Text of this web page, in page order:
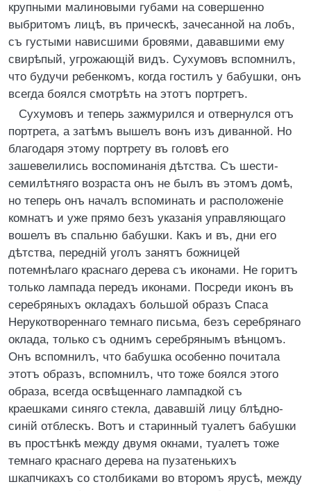
крупными малиновыми губами на совершенно
выбритомъ лицѣ, въ прическѣ, зачесанной на лобъ,
съ густыми нависшими бровями, дававшими ему
свирѣпый, угрожающій видъ. Сухумовъ вспомнилъ,
что будучи ребенкомъ, когда гостилъ у бабушки, онъ
всегда боялся смотрѣть на этотъ портретъ.
Сухумовъ и теперь зажмурился и отвернулся отъ
портрета, а затѣмъ вышелъ вонъ изъ диванной. Но
благодаря этому портрету въ головѣ его
зашевелились воспоминанія дѣтства. Съ шести-
семилѣтняго возраста онъ не былъ въ этомъ домѣ,
но теперь онъ началъ вспоминать и расположеніе
комнатъ и уже прямо безъ указанія управляющаго
вошелъ въ спальню бабушки. Какъ и въ, дни его
дѣтства, передній уголъ занятъ божницей
потемнѣлаго краснаго дерева съ иконами. Не горитъ
только лампада передъ иконами. Посреди иконъ въ
серебряныхъ окладахъ большой образъ Спаса
Нерукотвореннаго темнаго письма, безъ серебрянаго
оклада, только съ однимъ серебрянымъ вѣнцомъ.
Онъ вспомнилъ, что бабушка особенно почитала
этотъ образъ, вспомнилъ, что тоже боялся этого
образа, всегда освѣщеннаго лампадкой съ
краешками синяго стекла, дававшій лицу блѣдно-
синій отблескъ. Вотъ и старинный туалетъ бабушки
въ простѣнкѣ между двумя окнами, туалетъ тоже
темнаго краснаго дерева на пузатенькихъ
шкапчикахъ со столбиками во второмъ ярусѣ, между